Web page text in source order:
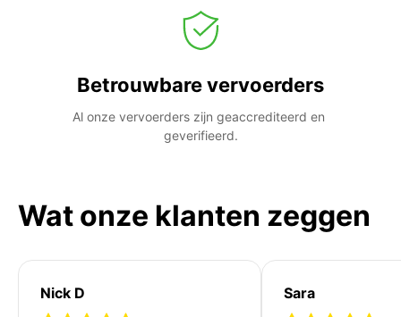
Betrouwbare vervoerders
Al onze vervoerders zijn geaccrediteerd en
geverifieerd.
Wat onze klanten zeggen
Nick D Sara